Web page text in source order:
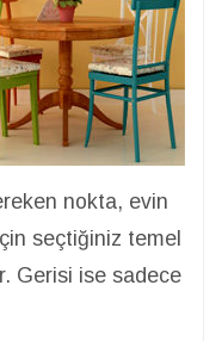
nokta, evin
seçtiğiniz temel
Gerisi ise sadece